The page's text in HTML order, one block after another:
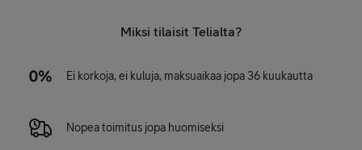
Miksi tilaisit Telialta?
Ei korkoja, ei kuluja, maksuaikaa jopa 36 kuukautta
Nopea toimitus jopa huomiseksi